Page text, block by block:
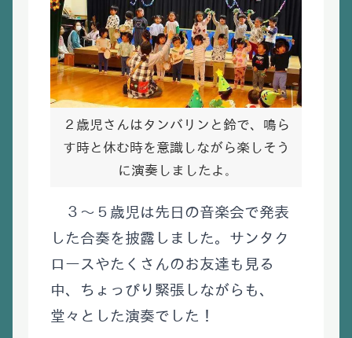
２歳児さんはタンバリンと鈴で、鳴ら
す時と休む時を意識しながら楽しそう
に演奏しましたよ 。
３～５歳児は先日の音楽会で発表
した合奏を披露しました。サンタク
ロースやたくさんのお友達も見る
中、ちょっぴり緊張しながらも、
堂々とした演奏でした！